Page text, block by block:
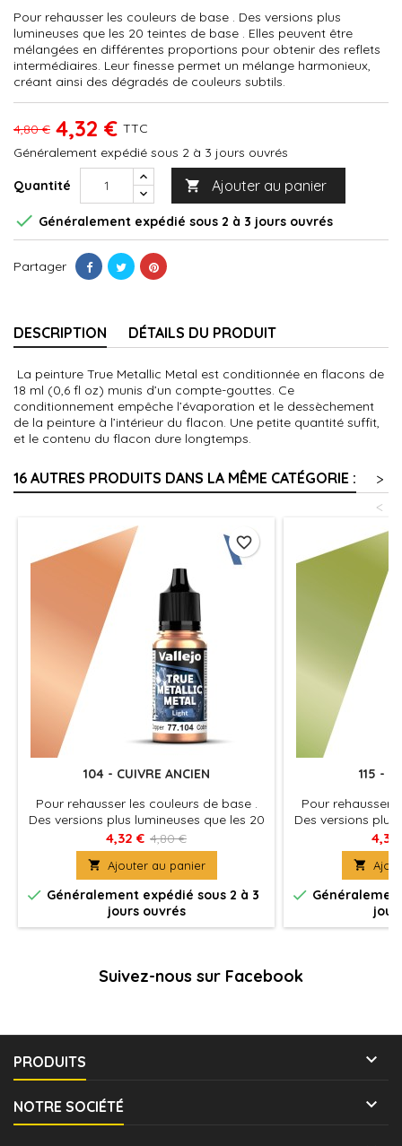
Pour rehausser les couleurs de base . Des versions plus
lumineuses que les 20 teintes de base . Elles peuvent être
mélangées en différentes proportions pour obtenir des reflets
intermédiaires. Leur finesse permet un mélange harmonieux,
créant ainsi des dégradés de couleurs subtils.
4,80 € 4,32 € TTC
Généralement expédié sous 2 à 3 jours ouvrés
Quantité  Ajouter au panier
 Généralement expédié sous 2 à 3 jours ouvrés
Partager
DESCRIPTION DÉTAILS DU PRODUIT
La peinture True Metallic Metal est conditionnée en flacons de
18 ml (0,6 fl oz) munis d’un compte-gouttes. Ce
conditionnement empêche l’évaporation et le dessèchement
de la peinture à l’intérieur du flacon. Une petite quantité suffit,
et le contenu du flacon dure longtemps.
16 AUTRES PRODUITS DANS LA MÊME CATÉGORIE :
>
<
104 - CUIVRE ANCIEN
Pour rehausser les couleurs de base .
Des versions plus lumineuses que les 20
teintes de base . Elles peuvent être
mélangées en différentes proportions
pour obtenir des reflets intermédiaires.
Leur finesse permet un mélange
harmonieux, créant ainsi des dégradés
de couleurs subtils.
4,32 € 4,80 €
 Ajouter au panier
 Généralement expédié sous 2 à 3
jours ouvrés
favorite_border
115 -
Pour rehausser
Des versions
teintes de
mélangées en
pour obtenir
Leur finesse
harmonieux,
de
4,32


Suivez-nous sur Facebook
PRODUITS 
NOTRE SOCIÉTÉ 